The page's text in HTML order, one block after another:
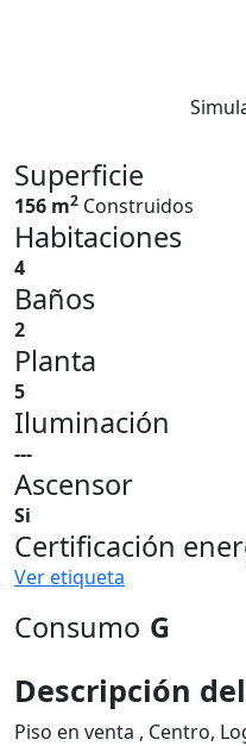
Superficie
156 m2 Construidos
Habitaciones
4
Baños
2
Planta
5
Iluminación
---
Ascensor
Si
Certificación
Ver etiqueta
Consumo G
Descripción
Piso en venta , Centro,